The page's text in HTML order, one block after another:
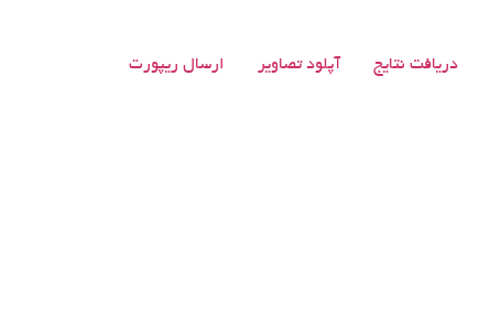
دریافت نتایج آپلود تصاویر ارسال ریپورت